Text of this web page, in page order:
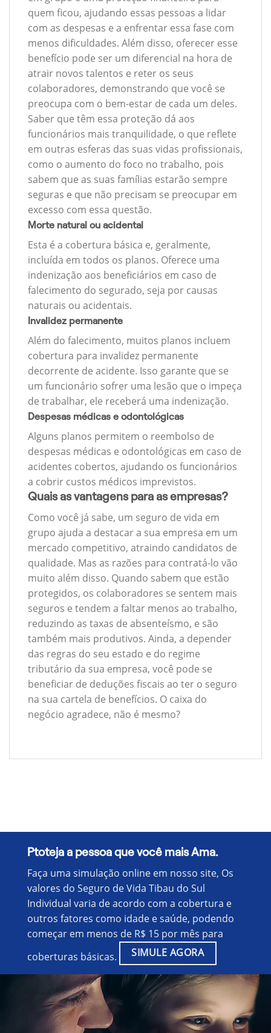
quem ficou, ajudando essas pessoas a lidar
com as despesas e a enfrentar essa fase com
menos dificuldades. Além disso, oferecer esse
benefício pode ser um diferencial na hora de
atrair novos talentos e reter os seus
colaboradores, demonstrando que você se
preocupa com o bem-estar de cada um deles.
Saber que têm essa proteção dá aos
funcionários mais tranquilidade, o que reflete
em outras esferas das suas vidas profissionais,
como o aumento do foco no trabalho, pois
sabem que as suas famílias estarão sempre
seguras e que não precisam se preocupar em
excesso com essa questão.
Morte natural ou acidental
Esta é a cobertura básica e, geralmente,
incluída em todos os planos. Oferece uma
indenização aos beneficiários em caso de
falecimento do segurado, seja por causas
naturais ou acidentais.
Invalidez permanente
Além do falecimento, muitos planos incluem
cobertura para invalidez permanente
decorrente de acidente. Isso garante que se
um funcionário sofrer uma lesão que o impeça
de trabalhar, ele receberá uma indenização.
Despesas médicas e odontológicas
Alguns planos permitem o reembolso de
despesas médicas e odontológicas em caso de
acidentes cobertos, ajudando os funcionários
a cobrir custos médicos imprevistos.
Quais as vantagens para as empresas?
Como você já sabe, um seguro de vida em
grupo ajuda a destacar a sua empresa em um
mercado competitivo, atraindo candidatos de
qualidade. Mas as razões para contratá-lo vão
muito além disso. Quando sabem que estão
protegidos, os colaboradores se sentem mais
seguros e tendem a faltar menos ao trabalho,
reduzindo as taxas de absenteísmo, e são
também mais produtivos. Ainda, a depender
das regras do seu estado e do regime
tributário da sua empresa, você pode se
beneficiar de deduções fiscais ao ter o seguro
na sua cartela de benefícios. O caixa do
negócio agradece, não é mesmo?
Ptoteja a pessoa que você mais Ama.
Faça uma simulação online em nosso site, Os
valores do Seguro de Vida Tibau do Sul
Individual varia de acordo com a cobertura e
outros fatores como idade e saúde, podendo
começar em menos de R$ 15 por mês para
coberturas básicas.
SIMULE AGORA